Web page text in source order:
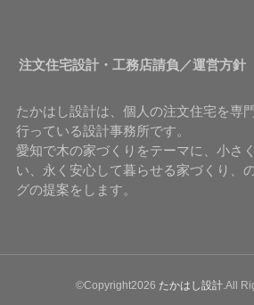
注文住宅設計・工務店請負／運営方針
たかはし設計は、個人の注文住宅を専
行っている設計事務所です。
愛知で木の家づくりをテーマに、小さ
い、永く安心して暮らせる家づくり、
グの提案をします。
©Copyright2026 たかはし設計.All